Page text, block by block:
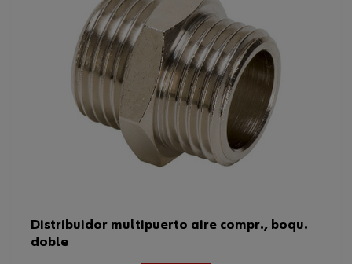
Distribuidor multipuerto aire compr., boqu.
doble